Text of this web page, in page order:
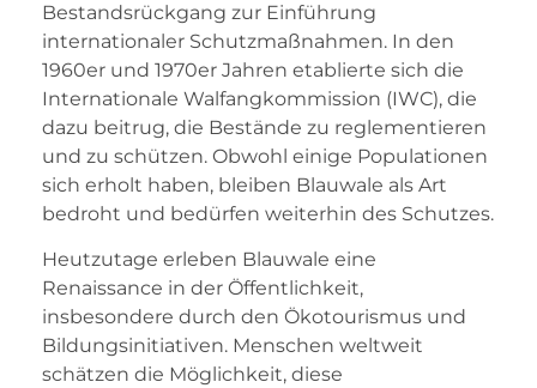
Bestandsrückgang zur Einführung
internationaler Schutzmaßnahmen. In den
1960er und 1970er Jahren etablierte sich die
Internationale Walfangkommission (IWC), die
dazu beitrug, die Bestände zu reglementieren
und zu schützen. Obwohl einige Populationen
sich erholt haben, bleiben Blauwale als Art
bedroht und bedürfen weiterhin des Schutzes.
Heutzutage erleben Blauwale eine
Renaissance in der Öffentlichkeit,
insbesondere durch den Ökotourismus und
Bildungsinitiativen. Menschen weltweit
schätzen die Möglichkeit, diese